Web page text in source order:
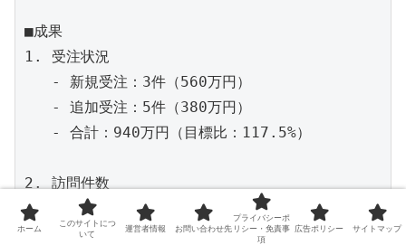
■成果
1. 受注状況
   - 新規受注：3件（560万円）
   - 追加受注：5件（380万円）
   - 合計：940万円（目標比：117.5%）
2. 訪問件数
   - 既存顧客：28件（計画30件、達成率93%）
   - 新規顧客：12件（計画10件、達成率120%）
ホーム
このサイトにつ
いて
運営者情報 お問い合わせ先
プライバシーポ
リシー・免責事
項
広告ポリシー サイトマップ